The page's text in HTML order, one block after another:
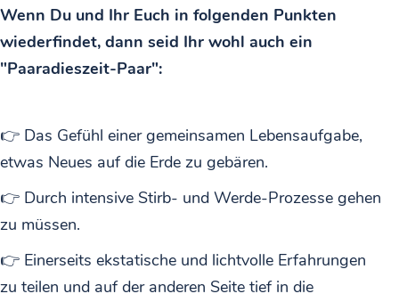
Wenn Du und Ihr Euch in folgenden Punkten
wiederfindet, dann seid Ihr wohl auch ein
"Paaradieszeit-Paar":
👉 Das Gefühl einer gemeinsamen Lebensaufgabe,
etwas Neues auf die Erde zu gebären.
👉 Durch intensive Stirb- und Werde-Prozesse gehen
zu müssen.
👉 Einerseits ekstatische und lichtvolle Erfahrungen
zu teilen und auf der anderen Seite tief in die